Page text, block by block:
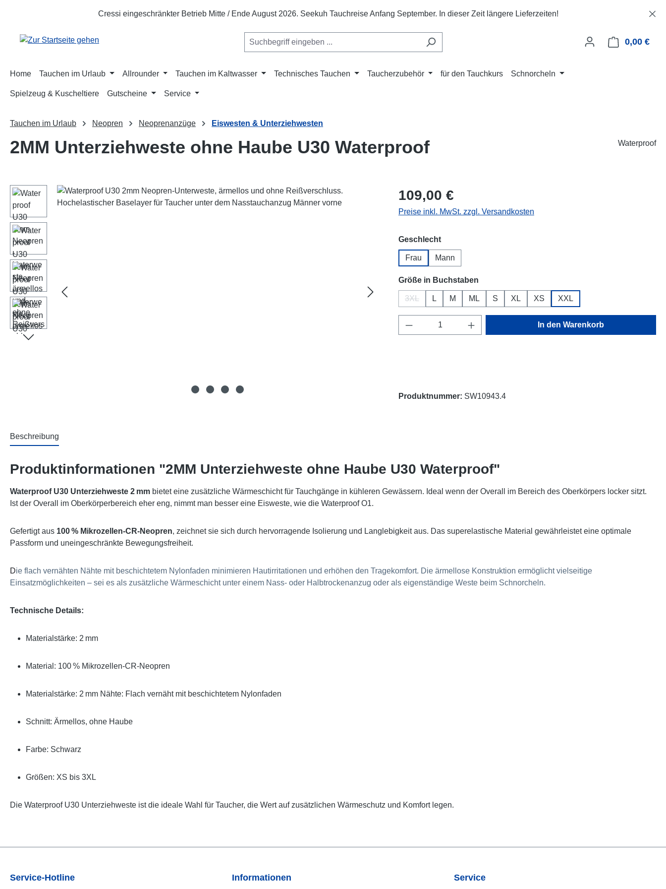
Zur Hauptnavigation springenCressi eingeschränkter Betrieb Mitte / Ende August 2026. Seekuh Tauchreise Anfang September. In dieser Zeit längere Lieferzeiten!
0,00 €
Home Tauchen im Urlaub Allrounder Tauchen im Kaltwasser Technisches Tauchen Taucherzubehör für den Tauchkurs Schnorcheln
Spielzeug & Kuscheltiere Gutscheine Service
Tauchen im Urlaub Neopren Neoprenanzüge Eiswesten & Unterziehwesten
2MM Unterziehweste ohne Haube U30 Waterproof Waterproof
Bildergalerie überspringen Regulärer Preis:
109,00 €
Preise inkl. MwSt. zzgl. Versandkosten
Geschlechtauswählen
Frau Mann
Größe in Buchstaben
3XL L M ML S XL XS XXL
Produkt Anzahl: Gib den gewünschten Wert ein
In den Warenkorb
Produktnummer: SW10943.4
Beschreibung
Produktinformationen "2MM Unterziehweste ohne Haube U30 Waterproof"
Waterproof U30 Unterziehweste 2 mm bietet eine zusätzliche Wärmeschicht für Tauchgänge in kühleren Gewässern. Ideal wenn der Overall im Bereich des Oberkörpers locker sitzt.
Ist der Overall im Oberkörperbereich eher eng, nimmt man besser eine Eisweste, wie die Waterproof O1.
Gefertigt aus 100 % Mikrozellen-CR-Neopren, zeichnet sie sich durch hervorragende Isolierung und Langlebigkeit aus. Das superelastische Material gewährleistet eine optimale
Passform und uneingeschränkte Bewegungsfreiheit.
Die flach vernähten Nähte mit beschichtetem Nylonfaden minimieren Hautirritationen und erhöhen den Tragekomfort. Die ärmellose Konstruktion ermöglicht vielseitige
Einsatzmöglichkeiten – sei es als zusätzliche Wärmeschicht unter einem Nass- oder Halbtrockenanzug oder als eigenständige Weste beim Schnorcheln.
Technische Details:
Materialstärke: 2 mm
Material: 100 % Mikrozellen-CR-Neopren
Materialstärke: 2 mm Nähte: Flach vernäht mit beschichtetem Nylonfaden
Schnitt: Ärmellos, ohne Haube
Farbe: Schwarz
Größen: XS bis 3XL
Die Waterproof U30 Unterziehweste ist die ideale Wahl für Taucher, die Wert auf zusätzlichen Wärmeschutz und Komfort legen.
Service-Hotline Informationen Service